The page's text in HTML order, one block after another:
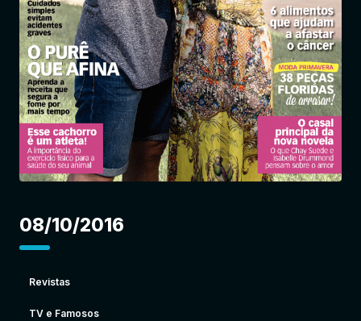
Entrar
08/10/2016
Revistas
TV e Famosos